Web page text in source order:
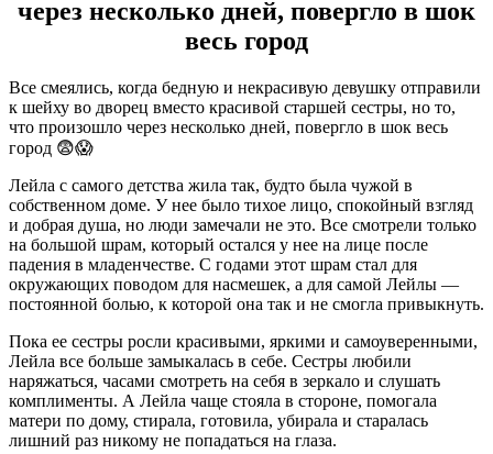
через несколько дней, повергло в шок
весь город
Все смеялись, когда бедную и некрасивую девушку отправили
к шейху во дворец вместо красивой старшей сестры, но то,
что произошло через несколько дней, повергло в шок весь
город 😨😱
Лейла с самого детства жила так, будто была чужой в
собственном доме. У нее было тихое лицо, спокойный взгляд
и добрая душа, но люди замечали не это. Все смотрели только
на большой шрам, который остался у нее на лице после
падения в младенчестве. С годами этот шрам стал для
окружающих поводом для насмешек, а для самой Лейлы —
постоянной болью, к которой она так и не смогла привыкнуть.
Пока ее сестры росли красивыми, яркими и самоуверенными,
Лейла все больше замыкалась в себе. Сестры любили
наряжаться, часами смотреть на себя в зеркало и слушать
комплименты. А Лейла чаще стояла в стороне, помогала
матери по дому, стирала, готовила, убирала и старалась
лишний раз никому не попадаться на глаза.